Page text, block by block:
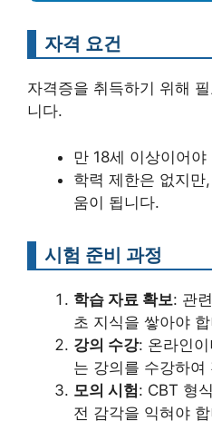
자격 요건
자격증을 취득하기 위해
니다.
만 18세 이상이어야
학력 제한은 없지만
움이 됩니다.
시험 준비 과정
학습 자료 확보: 관
초 지식을 쌓아야
강의 수강: 온라인
는 강의를 수강하여
모의 시험: CBT 형
전 감각을 익혀야